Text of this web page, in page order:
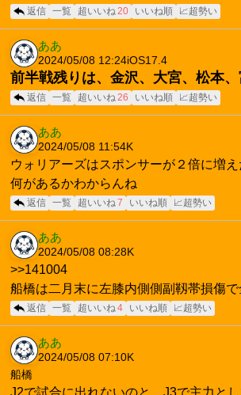
返信 一覧 超いいね 20 いいね順 📈超勢い
ああ
2024/05/08 12:24iOS17.4
前半戦残りは、金沢、大宮、松本
返信 一覧 超いいね 26 いいね順 📈超勢い
ああ
2024/05/08 11:54K
ウォリアーズはスポンサーが２倍に増
何があるかわからんね
返信 一覧 超いいね 7 いいね順 📈超勢い
ああ
2024/05/08 08:28 K
>>141004
船橋は二月末に左膝内側側副靱帯損傷で
返信 一覧 超いいね 4 いいね順 📈超勢い
ああ
2024/05/08 07:10K
船橋
J2で試合に出れないのと、J3で主力と